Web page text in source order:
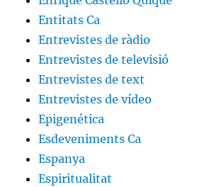
Entitats Ca
Entrevistes de ràdio
Entrevistes de televisió
Entrevistes de text
Entrevistes de vídeo
Epigenética
Esdeveniments Ca
Espanya
Espiritualitat